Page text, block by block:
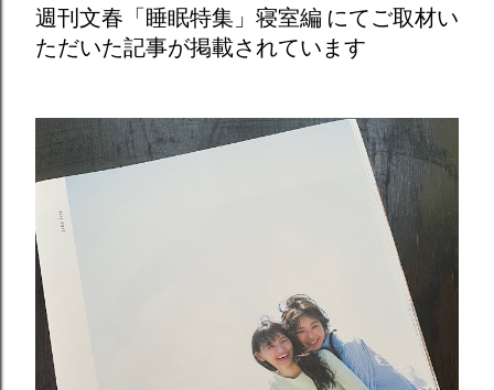
週刊文春「睡眠特集」寝室編 にてご取材い
ただいた記事が掲載されています